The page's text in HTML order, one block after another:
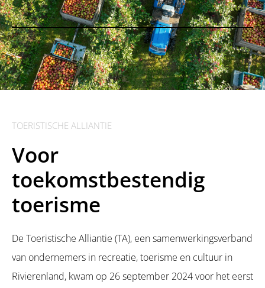
TOERISTISCHE ALLIANTIE
Voor
toekomstbestendig
toerisme
De Toeristische Alliantie (TA), een samenwerkingsverband
van ondernemers in recreatie, toerisme en cultuur in
Rivierenland, kwam op 26 september 2024 voor het eerst